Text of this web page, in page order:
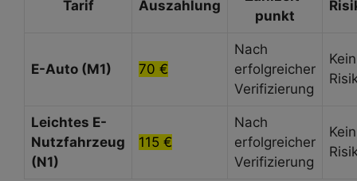
Tarif Auszahlung
punkt
E-Auto (M1) 70 €
Nach
erfolgreicher
Verifizierung
Kein
Leichtes E-
Nutzfahrzeug
(N1)
115 €
Nach
erfolgreicher
Verifizierung
Kein